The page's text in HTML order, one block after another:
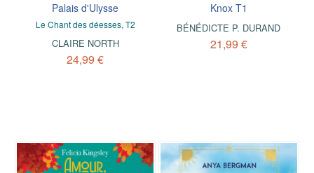
Palais d'Ulysse
Le Chant des déesses, T2
CLAIRE NORTH
24,99 €
Knox T1
BÉNÉDICTE P. DURAND
21,99 €